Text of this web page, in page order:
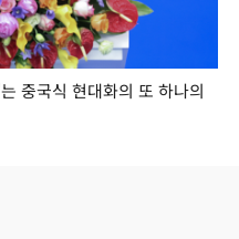
중국식 현대화의 또 하나의